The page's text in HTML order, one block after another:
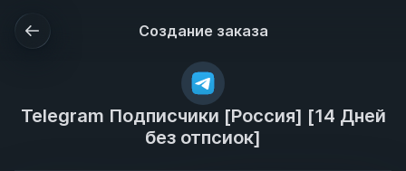
Создание заказа
Telegram Подписчики [Россия] [14 Дней
без отпсиок]